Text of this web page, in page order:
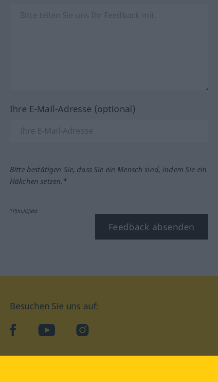
Ihre E-Mail-Adresse (optional)
Bitte bestätigen Sie, dass Sie ein Mensch sind, indem Sie ein
Häkchen setzen.*
*Pflichtfeld
Feedback absenden
Besuchen Sie uns auf:
facebookYouTube Instagram